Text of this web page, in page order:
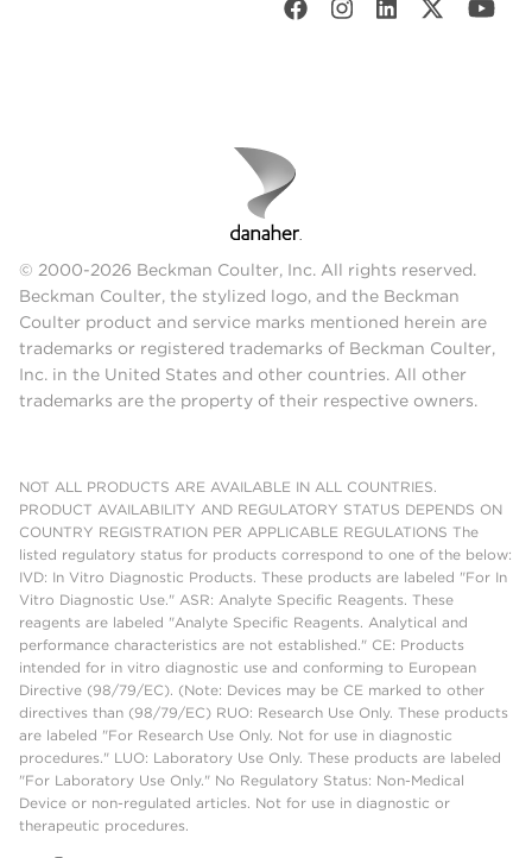
© 2000-2026 Beckman Coulter, Inc. All rights reserved.
Beckman Coulter, the stylized logo, and the Beckman
Coulter product and service marks mentioned herein are
trademarks or registered trademarks of Beckman Coulter,
Inc. in the United States and other countries. All other
trademarks are the property of their respective owners.
NOT ALL PRODUCTS ARE AVAILABLE IN ALL COUNTRIES.
PRODUCT AVAILABILITY AND REGULATORY STATUS DEPENDS ON
COUNTRY REGISTRATION PER APPLICABLE REGULATIONS The
listed regulatory status for products correspond to one of the below:
IVD: In Vitro Diagnostic Products. These products are labeled "For In
Vitro Diagnostic Use." ASR: Analyte Specific Reagents. These
reagents are labeled "Analyte Specific Reagents. Analytical and
performance characteristics are not established." CE: Products
intended for in vitro diagnostic use and conforming to European
Directive (98/79/EC). (Note: Devices may be CE marked to other
directives than (98/79/EC) RUO: Research Use Only. These products
are labeled "For Research Use Only. Not for use in diagnostic
procedures." LUO: Laboratory Use Only. These products are labeled
"For Laboratory Use Only." No Regulatory Status: Non-Medical
Device or non-regulated articles. Not for use in diagnostic or
therapeutic procedures.